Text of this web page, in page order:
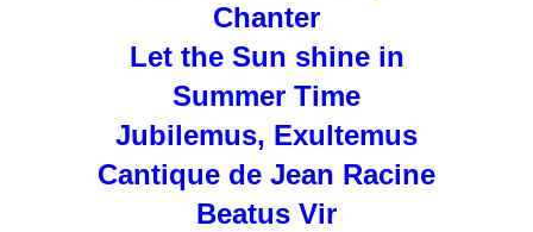
Chanter
Let the Sun shine in
Summer Time
Jubilemus, Exultemus
Cantique de Jean Racine
Beatus Vir